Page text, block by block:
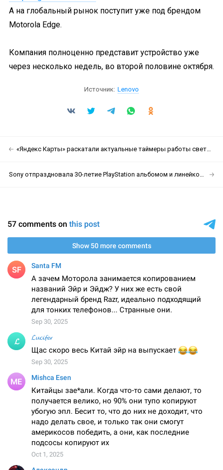
А на глобальный рынок поступит уже под брендом
Motorola Edge.
Компания полноценно представит устройство уже
через несколько недель, во второй половине октября.
Источник: Lenovo
«Яндекс Карты» раскатали актуальные таймеры работы светофоров по всей Москве
Sony отпраздновала 30-летие PlayStation альбомом и линейкой стилизованных Reebok